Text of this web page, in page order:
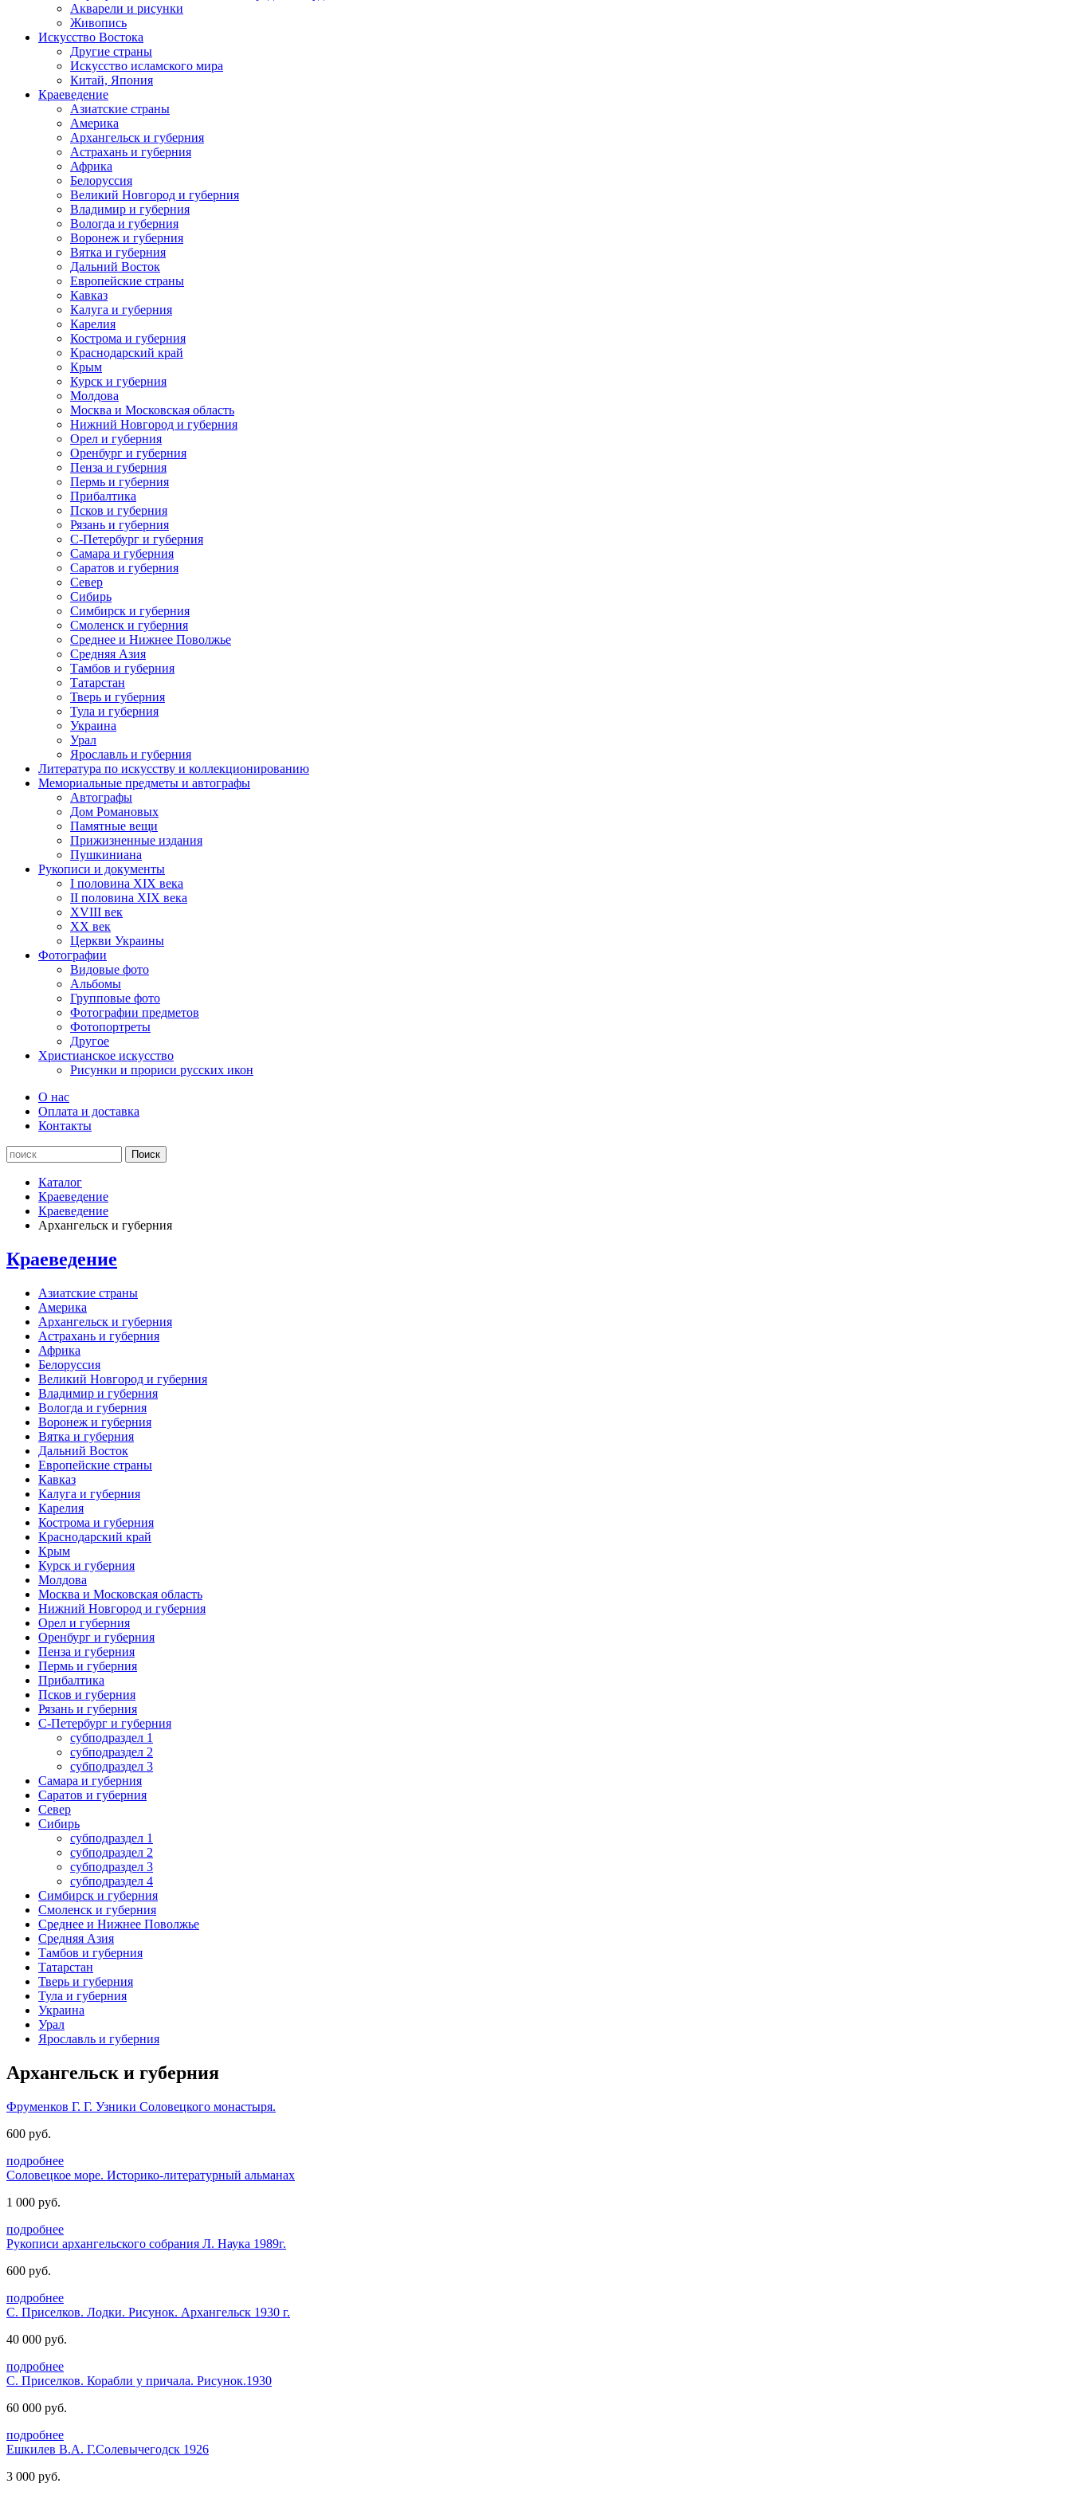
Акварели и рисунки
Живопись
Искусство Востока
Другие страны
Искусство исламского мира
Китай, Япония
Краеведение
Азиатские страны
Америка
Архангельск и губерния
Астрахань и губерния
Африка
Белоруссия
Великий Новгород и губерния
Владимир и губерния
Вологда и губерния
Воронеж и губерния
Вятка и губерния
Дальний Восток
Европейские страны
Кавказ
Калуга и губерния
Карелия
Кострома и губерния
Краснодарский край
Крым
Курск и губерния
Молдова
Москва и Московская область
Нижний Новгород и губерния
Орел и губерния
Оренбург и губерния
Пенза и губерния
Пермь и губерния
Прибалтика
Псков и губерния
Рязань и губерния
С-Петербург и губерния
Самара и губерния
Саратов и губерния
Север
Сибирь
Симбирск и губерния
Смоленск и губерния
Среднее и Нижнее Поволжье
Средняя Азия
Тамбов и губерния
Татарстан
Тверь и губерния
Тула и губерния
Украина
Урал
Ярославль и губерния
Литература по искусству и коллекционированию
Мемориальные предметы и автографы
Автографы
Дом Романовых
Памятные вещи
Прижизненные издания
Пушкиниана
Рукописи и документы
I половина XIX века
II половина XIX века
XVIII век
ХХ век
Церкви Украины
Фотографии
Видовые фото
Альбомы
Групповые фото
Фотографии предметов
Фотопортреты
Другое
Христианское искусство
Рисунки и прориси русских икон
О нас
Оплата и доставка
Контакты
Каталог
Краеведение
Краеведение
Архангельск и губерния
Краеведение
Азиатские страны
Америка
Архангельск и губерния
Астрахань и губерния
Африка
Белоруссия
Великий Новгород и губерния
Владимир и губерния
Вологда и губерния
Воронеж и губерния
Вятка и губерния
Дальний Восток
Европейские страны
Кавказ
Калуга и губерния
Карелия
Кострома и губерния
Краснодарский край
Крым
Курск и губерния
Молдова
Москва и Московская область
Нижний Новгород и губерния
Орел и губерния
Оренбург и губерния
Пенза и губерния
Пермь и губерния
Прибалтика
Псков и губерния
Рязань и губерния
С-Петербург и губерния
субподраздел 1
субподраздел 2
субподраздел 3
Самара и губерния
Саратов и губерния
Север
Сибирь
субподраздел 1
субподраздел 2
субподраздел 3
субподраздел 4
Симбирск и губерния
Смоленск и губерния
Среднее и Нижнее Поволжье
Средняя Азия
Тамбов и губерния
Татарстан
Тверь и губерния
Тула и губерния
Украина
Урал
Ярославль и губерния
Архангельск и губерния
Фруменков Г. Г. Узники Соловецкого монастыря.
600 руб.
подробнее
Соловецкое море. Историко-литературный альманах
1 000 руб.
подробнее
Рукописи архангельского собрания Л. Наука 1989г.
600 руб.
подробнее
С. Приселков. Лодки. Рисунок. Архангельск 1930 г.
40 000 руб.
подробнее
С. Приселков. Корабли у причала. Рисунок.1930
60 000 руб.
подробнее
Ешкилев В.А. Г.Солевычегодск 1926
3 000 руб.